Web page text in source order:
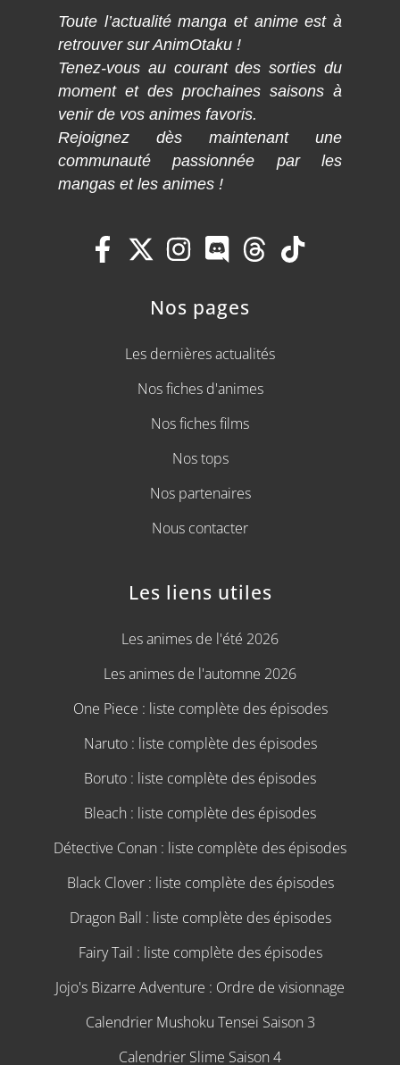
Toute l’actualité manga et anime est à
retrouver sur AnimOtaku !
Tenez-vous au courant des sorties du
moment et des prochaines saisons à
venir de vos animes favoris.
Rejoignez dès maintenant une
communauté passionnée par les
mangas et les animes !
Nos pages
Les dernières actualités
Nos fiches d'animes
Nos fiches films
Nos tops
Nos partenaires
Nous contacter
Les liens utiles
Les animes de l'été 2026
Les animes de l'automne 2026
One Piece : liste complète des épisodes
Naruto : liste complète des épisodes
Boruto : liste complète des épisodes
Bleach : liste complète des épisodes
Détective Conan : liste complète des épisodes
Black Clover : liste complète des épisodes
Dragon Ball : liste complète des épisodes
Fairy Tail : liste complète des épisodes
Jojo's Bizarre Adventure : Ordre de visionnage
Calendrier Mushoku Tensei Saison 3
Calendrier Slime Saison 4